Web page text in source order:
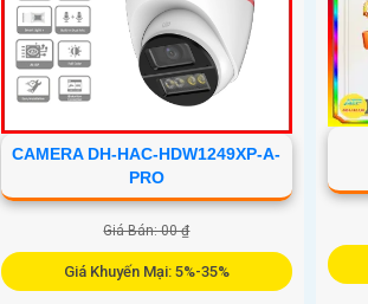
CAMERA DH-HAC-HDW1249XP-A-
PRO
Giá Bán: 00 ₫
Giá Khuyến Mại: 5%-35%